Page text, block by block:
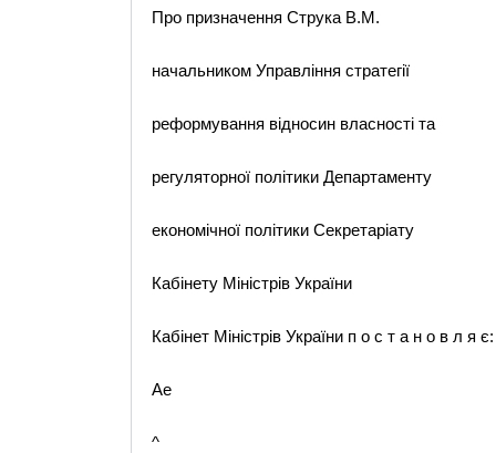
Про призначення Струка В.М.
начальником Управління стратегії
реформування відносин власності та
регуляторної політики Департаменту
економічної політики Секретаріату
Кабінету Міністрів України
Кабінет Міністрів України п о с т а н о в л я є:
Ae
^